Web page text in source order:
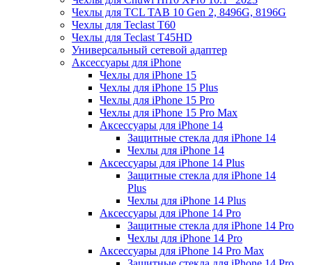
Чехлы для TCL TAB 10 Gen 2, 8496G, 8196G
Чехлы для Teclast T60
Чехлы для Teclast T45HD
Универсальный сетевой адаптер
Аксессуары для iPhone
Чехлы для iPhone 15
Чехлы для iPhone 15 Plus
Чехлы для iPhone 15 Pro
Чехлы для iPhone 15 Pro Max
Аксессуары для iPhone 14
Защитные стекла для iPhone 14
Чехлы для iPhone 14
Аксессуары для iPhone 14 Plus
Защитные стекла для iPhone 14
Plus
Чехлы для iPhone 14 Plus
Аксессуары для iPhone 14 Pro
Защитные стекла для iPhone 14 Pro
Чехлы для iPhone 14 Pro
Аксессуары для iPhone 14 Pro Max